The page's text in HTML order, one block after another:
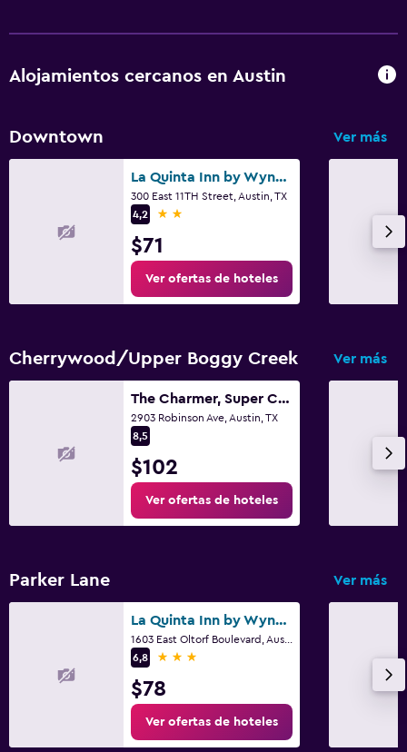
Parrilla
Fax/fotocopiadora
Compras
Gimnasio
Alojamientos cercanos en Austin
Downtown Ver más
La Quinta Inn by Wyndham Austin Capitol / Downtown
300 East 11TH Street, Austin, TX
4,2
2 estrellas
$71
Ver ofertas de hoteles
Cherrywood/Upper Boggy Creek Ver más
The Charmer, Super Close to UT + Downtown
2903 Robinson Ave, Austin, TX
8,5
$102
Ver ofertas de hoteles
Parker Lane Ver más
La Quinta Inn by Wyndham Austin Oltorf
6,8
3 estrellas
$78
Ver ofertas de hoteles